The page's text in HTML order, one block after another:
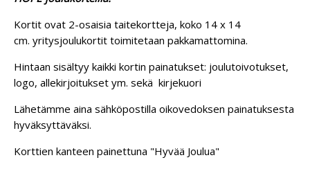
Kortit ovat 2-osaisia taitekortteja, koko 14 x 14
cm. yritysjoulukortit toimitetaan pakkamattomina.
Hintaan sisältyy kaikki kortin painatukset: joulutoivotukset,
logo, allekirjoitukset ym. sekä kirjekuori
Lähetämme aina sähköpostilla oikovedoksen painatuksesta
hyväksyttäväksi.
Korttien kanteen painettuna "Hyvää Joulua"